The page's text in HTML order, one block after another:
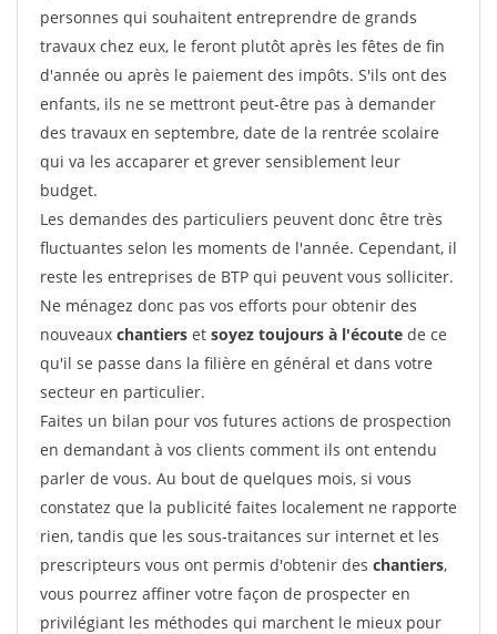
personnes qui souhaitent entreprendre de grands
travaux chez eux, le feront plutôt après les fêtes de fin
d'année ou après le paiement des impôts. S'ils ont des
enfants, ils ne se mettront peut-être pas à demander
des travaux en septembre, date de la rentrée scolaire
qui va les accaparer et grever sensiblement leur
budget.
Les demandes des particuliers peuvent donc être très
fluctuantes selon les moments de l'année. Cependant, il
reste les entreprises de BTP qui peuvent vous solliciter.
Ne ménagez donc pas vos efforts pour obtenir des
nouveaux chantiers et soyez toujours à l'écoute de ce
qu'il se passe dans la filière en général et dans votre
secteur en particulier.
Faites un bilan pour vos futures actions de prospection
en demandant à vos clients comment ils ont entendu
parler de vous. Au bout de quelques mois, si vous
constatez que la publicité faites localement ne rapporte
rien, tandis que les sous-traitances sur internet et les
prescripteurs vous ont permis d'obtenir des chantiers,
vous pourrez affiner votre façon de prospecter en
privilégiant les méthodes qui marchent le mieux pour